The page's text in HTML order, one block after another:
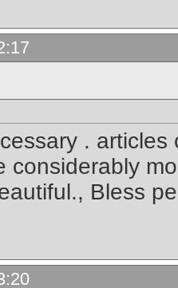
.
considerably
Bless